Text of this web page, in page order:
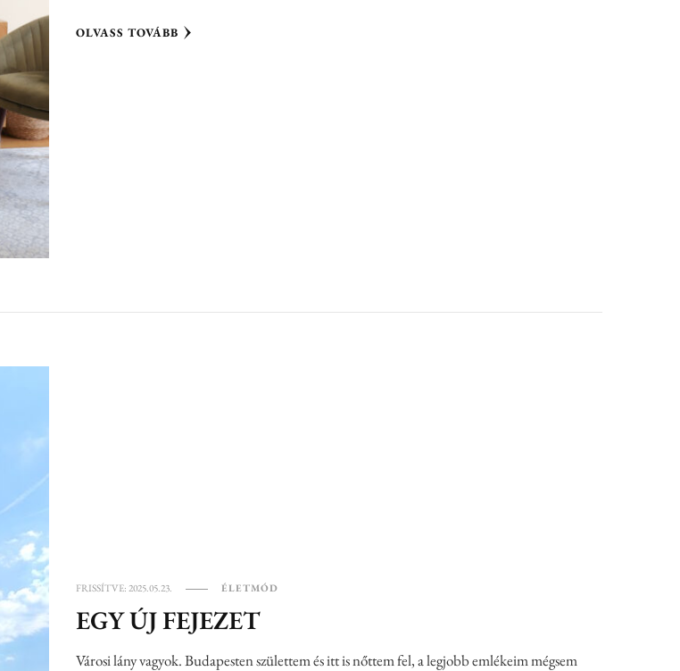
OLVASS TOVÁBB
FRISSÍTVE: 2025.05.23. ÉLETMÓD
EGY ÚJ FEJEZET
Városi lány vagyok. Budapesten születtem és itt is nőttem fel, a legjobb emlékeim mégsem